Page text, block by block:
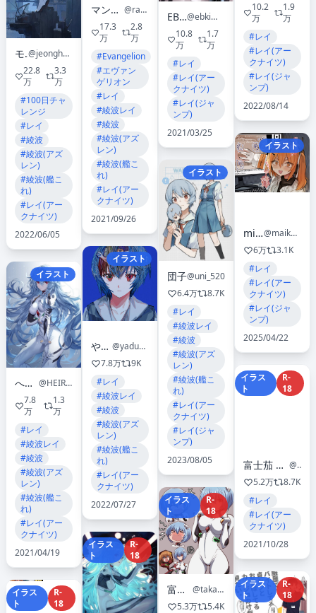
モ誰
@jeonghee1414
22.8
万
3.3
万
#100日チャ
レンジ
#レイ
#綾波
#綾波(アズ
レン)
#綾波(艦こ
れ)
#レイ(アー
クナイツ)
2022/06/05
イラスト
へいろー
@HEIRO_MAN
7.8
万
1.3
万
#レイ
#綾波レイ
#綾波
#綾波(アズ
レン)
#綾波(艦こ
れ)
#レイ(アー
クナイツ)
2021/04/19
イラス
ト
R-
18
マンドリル
@rafikix2
17.3
万
2.8
万
#Evangelion
#エヴァン
ゲリオン
#レイ
#綾波レイ
#綾波
#綾波(アズ
レン)
#綾波(艦こ
れ)
#レイ(アー
クナイツ)
2021/09/26
イラスト
やづな
@yadu_nadu
7.8万
9K
#レイ
#綾波レイ
#綾波
#綾波(アズ
レン)
#綾波(艦こ
れ)
#レイ(アー
クナイツ)
2022/07/27
イラス
ト
R-
18
EB十
@ebkim00
10.8
万
1.7
万
#レイ
#レイ(アー
クナイツ)
#レイ(ジャ
ンプ)
2021/03/25
イラスト
団子@uni_520
6.4万
8.7K
#レイ
#綾波レイ
#綾波
#綾波(アズ
レン)
#綾波(艦こ
れ)
#レイ(アー
クナイツ)
#レイ(ジャ
ンプ)
2023/08/05
イラス
ト
R-
18
富士茄 鷹
@takanasu05
5.3万
5.4K
10.2
万
1.9
万
#レイ
#レイ(アー
クナイツ)
#レイ(ジャ
ンプ)
2022/08/14
イラスト
microa
@maikuro_ace
6万
3.1K
#レイ
#レイ(アー
クナイツ)
#レイ(ジャ
ンプ)
2025/04/22
イラス
ト
R-
18
富士茄 鷹@1日目 東ア43ab、2日目 西ふ30b
@takanasu05
5.2万
8.7K
#レイ
#レイ(アー
クナイツ)
2021/10/28
イラス
ト
R-
18